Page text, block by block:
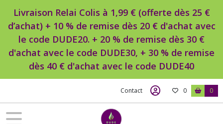
Livraison Relai Colis à 1,99 € (offerte dès 25 €
d’achat) + 10 % de remise dès 20 € d'achat avec
le code DUDE20. + 20 % de remise dès 30 €
d'achat avec le code DUDE30, + 30 % de remise
dès 40 € d'achat avec le code DUDE40
Contact 0 0
Fermer
FILTRES
produits
Parfumée
Corporelle
Naturelle